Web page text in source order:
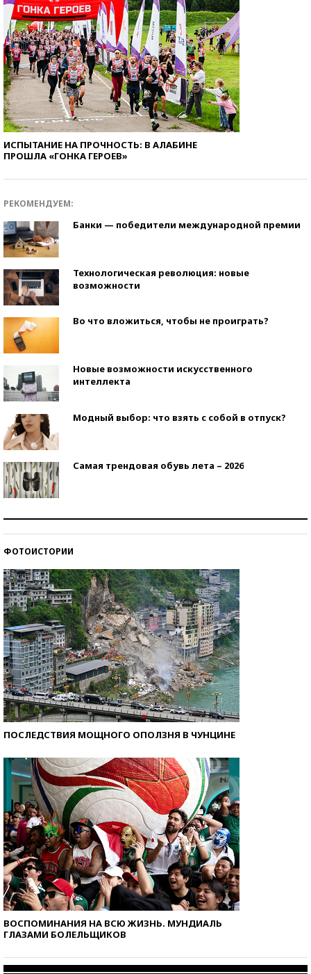
ИСПЫТАНИЕ НА ПРОЧНОСТЬ: В АЛАБИНЕ
ПРОШЛА «ГОНКА ГЕРОЕВ»
РЕКОМЕНДУЕМ:
Банки — победители международной премии
Технологическая революция: новые
возможности
Во что вложиться, чтобы не проиграть?
Новые возможности искусственного
интеллекта
Модный выбор: что взять с собой в отпуск?
Самая трендовая обувь лета – 2026
ФОТОИСТОРИИ
ПОСЛЕДСТВИЯ МОЩНОГО ОПОЛЗНЯ В ЧУНЦИНЕ
ВОСПОМИНАНИЯ НА ВСЮ ЖИЗНЬ. МУНДИАЛЬ
ГЛАЗАМИ БОЛЕЛЬЩИКОВ